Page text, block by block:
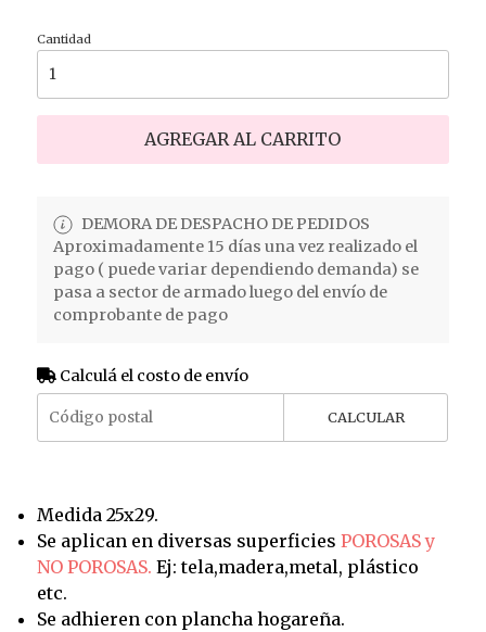
Cantidad
AGREGAR AL CARRITO
DEMORA DE DESPACHO DE PEDIDOS
Aproximadamente 15 días una vez realizado el
pago ( puede variar dependiendo demanda) se
pasa a sector de armado luego del envío de
comprobante de pago
Calculá el costo de envío
CALCULAR
Medida 25x29.
Se aplican en diversas superficies POROSAS y
NO POROSAS. Ej: tela,madera,metal, plástico
etc.
Se adhieren con plancha hogareña.